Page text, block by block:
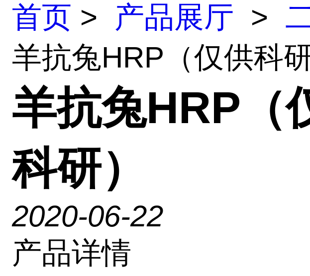
首页 > 产品展厅 >
羊抗兔HRP（仅供科
羊抗兔HRP（
科研）
2020-06-22
产品详情